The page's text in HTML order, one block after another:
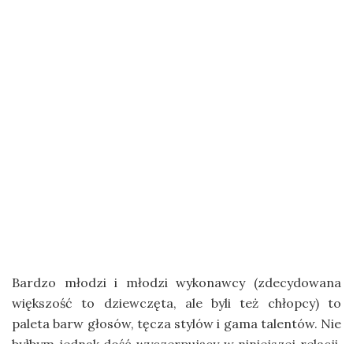
Bardzo młodzi i młodzi wykonawcy (zdecydowana
większość to dziewczęta, ale byli też chłopcy) to
paleta barw głosów, tęcza stylów i gama talentów. Nie